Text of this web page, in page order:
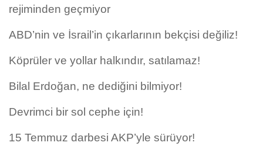
rejiminden geçmiyor
ABD’nin ve İsrail’in çıkarlarının bekçisi değiliz!
Köprüler ve yollar halkındır, satılamaz!
Bilal Erdoğan, ne dediğini bilmiyor!
Devrimci bir sol cephe için!
15 Temmuz darbesi AKP’yle sürüyor!